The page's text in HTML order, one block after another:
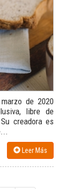
de 2020
libre de
creadora es
Leer Más